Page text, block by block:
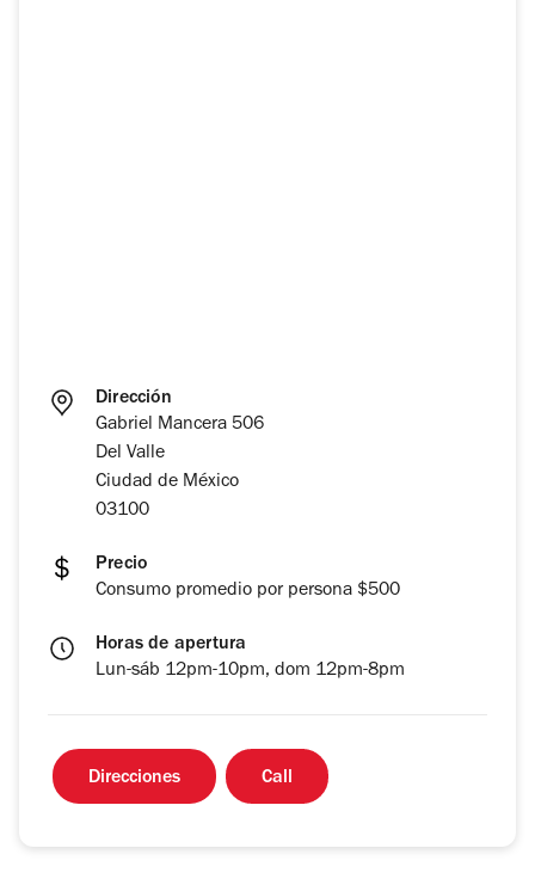
Dirección
Gabriel Mancera 506
Del Valle
Ciudad de México
03100
Precio
Consumo promedio por persona $500
Horas de apertura
Lun-sáb 12pm-10pm, dom 12pm-8pm
Direcciones Call